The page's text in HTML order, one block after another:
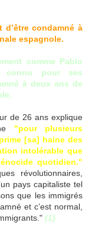
condamné à
espagnole.
comme Pablo
connu pour ses
à deux ans de
de 26 ans explique
"pour plusieurs
[sa] haine des
intolérable que
quotidien."
révolutionnaires,
pays capitaliste tel
que les immigrés
et c’est normal,
(1)